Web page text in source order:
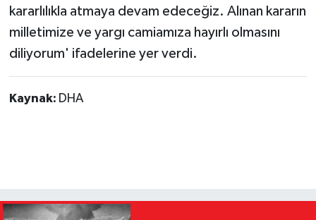
kararlılıkla atmaya devam edeceğiz. Alınan kararın
milletimize ve yargı camiamıza hayırlı olmasını
diliyorum' ifadelerine yer verdi.
Kaynak: DHA